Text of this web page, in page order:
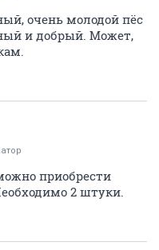
очень молодой пёс
и добрый. Может,
приобрести
2 штуки.